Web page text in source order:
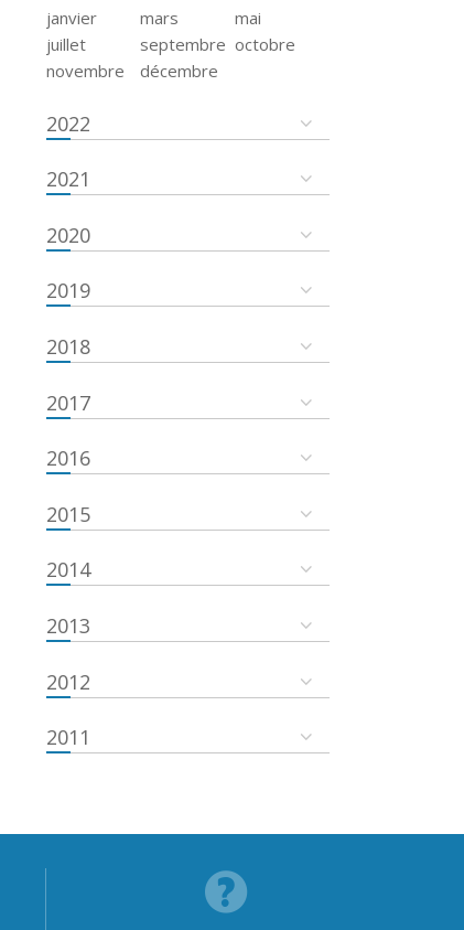
janvier mars
mai
juillet
septembre octobre
novembre
décembre
2022
2021
2020
2019
2018
2017
2016
2015
2014
2013
2012
2011